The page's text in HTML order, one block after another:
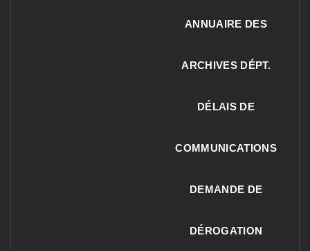
ANNUAIRE DES
ARCHIVES DÉPT.
DÉLAIS DE
COMMUNICATIONS
DEMANDE DE
DÉROGATION